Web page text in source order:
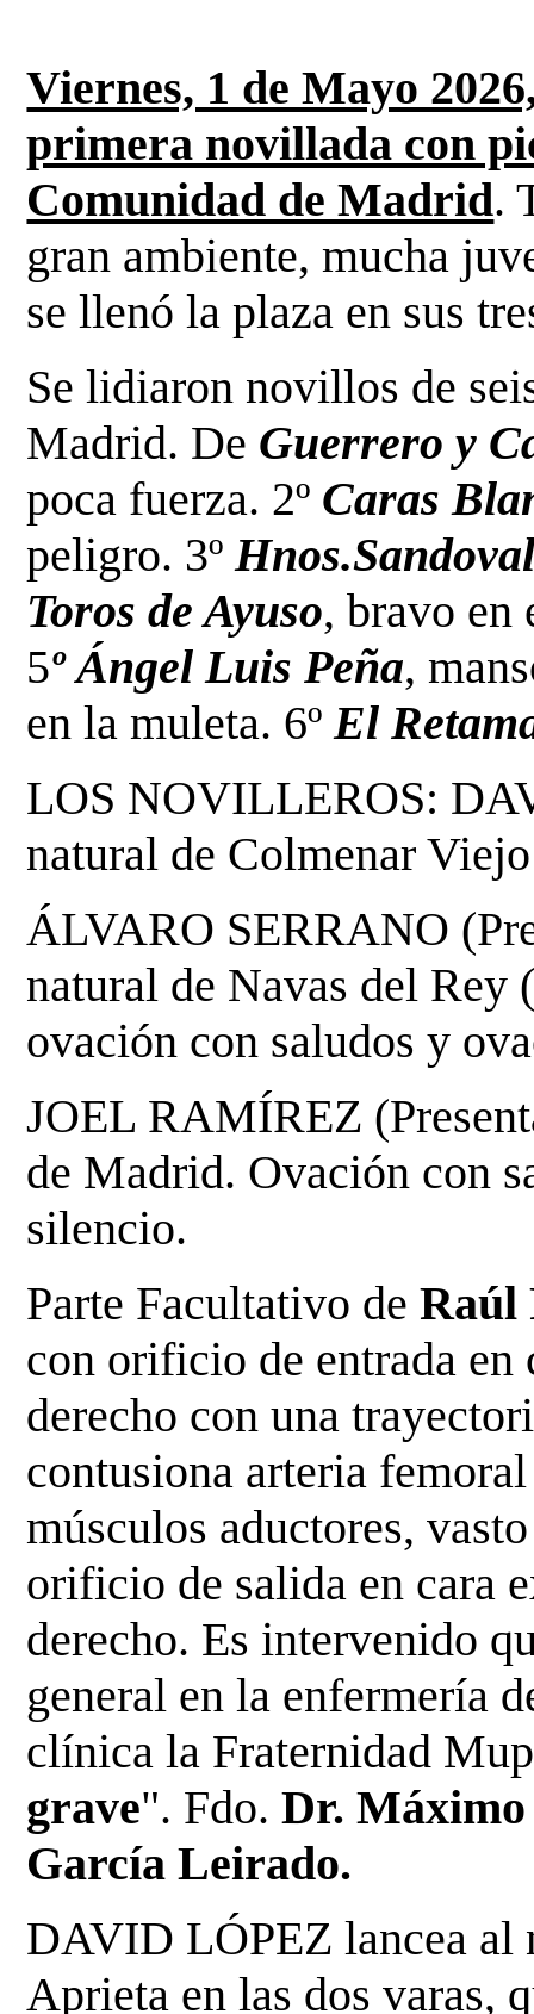
Viernes, 1 de Mayo
primera novillada con
Comunidad de Madrid.
gran ambiente, mucha
se llenóla plaza en sus
Se lidiaron novillos de
Madrid. De Guerrero y
poca fuerza. 2º Caras
peligro. 3º
Toros de Ayuso, bravo en
5º Ángel Luis Peña,
en la muleta. 6ºEl
LOS NOVILLEROS:
natural de Colmenar
ÁLVARO SERRANO
natural de Navas del Rey
ovación con saludos y
JOEL RAMÍREZ
de Madrid. Ovación con
silencio.
Parte Facultativo deRaúl
con orificio de entrada
derecho con una
contusiona arteria
músculos aductores,
orificio de salida en cara
derecho. Es intervenido
general en la enfermería
clínica la Fraternidad
grave". Fdo.Dr.
García Leirado.
DAVID LÓPEZ lancea al
Aprieta en las dos varas,